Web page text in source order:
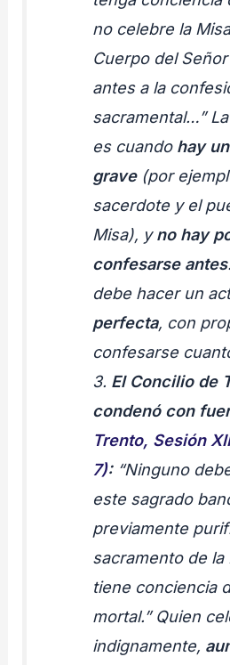
no celebre la
Cuerpo del
antes a la
sacramental…”
es cuando hay
grave(por
sacerdote y el
Misa), yno hay
confesarse antes
debe hacer un
perfecta, con
confesarse
3. El Concilio de
condenó con
Trento, Sesión
7): “Ninguno
este sagrado
previamente
sacramento de la
tiene conciencia
mortal.” Quien
indignamente,